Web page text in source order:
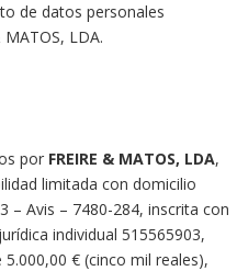
de datos personales
LDA.
por FREIRE & MATOS, LDA,
limitada con domicilio
– Avis – 7480-284, inscrita con
individual 515565903,
€ (cinco mil reales),